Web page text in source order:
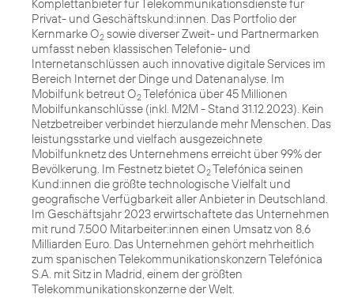
Komplettanbieter für Telekommunikationsdienste für
Privat- und Geschäftskund:innen. Das Portfolio der
Kernmarke O2 sowie diverser Zweit- und Partnermarken
umfasst neben klassischen Telefonie- und
Internetanschlüssen auch innovative digitale Services im
Bereich Internet der Dinge und Datenanalyse. Im
Mobilfunk betreut O2Telefónica über 45 Millionen
Mobilfunkanschlüsse (inkl. M2M - Stand 31.12.2023). Kein
Netzbetreiber verbindet hierzulande mehr Menschen. Das
leistungsstarke und vielfach ausgezeichnete
Mobilfunknetz des Unternehmens erreicht über 99% der
Bevölkerung. Im Festnetz bietet O2Telefónica seinen
Kund:innen die größte technologische Vielfalt und
geografische Verfügbarkeit aller Anbieter in Deutschland.
Im Geschäftsjahr 2023 erwirtschaftete das Unternehmen
mit rund 7.500 Mitarbeiter:innen einen Umsatz von 8,6
Milliarden Euro. Das Unternehmen gehört mehrheitlich
zum spanischen Telekommunikationskonzern Telefónica
S.A. mit Sitz in Madrid, einem der größten
Telekommunikationskonzerne der Welt.